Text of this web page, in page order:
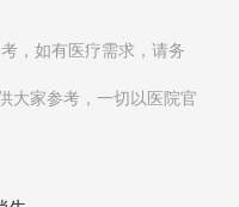
，如有医疗需求，请务
大家参考，一切以医院官